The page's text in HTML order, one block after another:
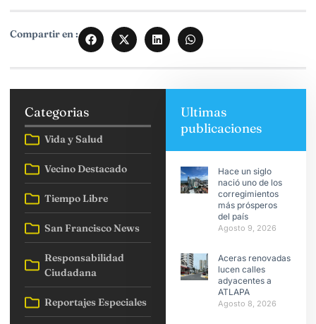
Compartir en :
Categorias
Vida y Salud
Vecino Destacado
Tiempo Libre
San Francisco News
Responsabilidad
Ciudadana
Reportajes Especiales
Ultimas
publicaciones
Hace un siglo
nació uno de los
corregimientos
más prósperos
del país
Agosto 9, 2026
Aceras renovadas
lucen calles
adyacentes a
ATLAPA
Agosto 8, 2026